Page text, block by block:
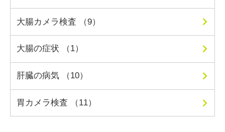
大腸カメラ検査 （9）
大腸の症状 （1）
肝臓の病気 （10）
胃カメラ検査 （11）